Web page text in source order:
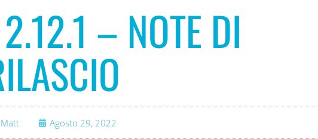
– NOTE DI
Matt Agosto 29, 2022